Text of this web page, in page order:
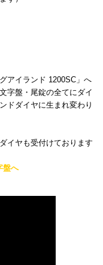
アイランド 1200SC」へ
字盤・尾錠の全てにダイ
ドダイヤに生まれ変わり
イヤも受付けております
盤へ